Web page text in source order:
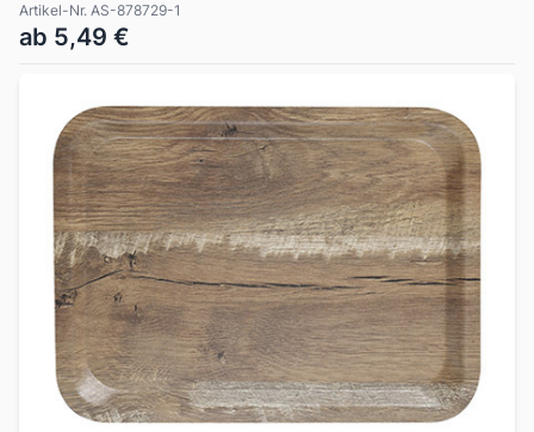
Artikel-Nr. AS-878729-1
ab 5,49 €